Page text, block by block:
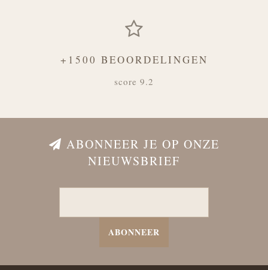
+1500 BEOORDELINGEN
score 9.2
ABONNEER JE OP ONZE
NIEUWSBRIEF
ABONNEER